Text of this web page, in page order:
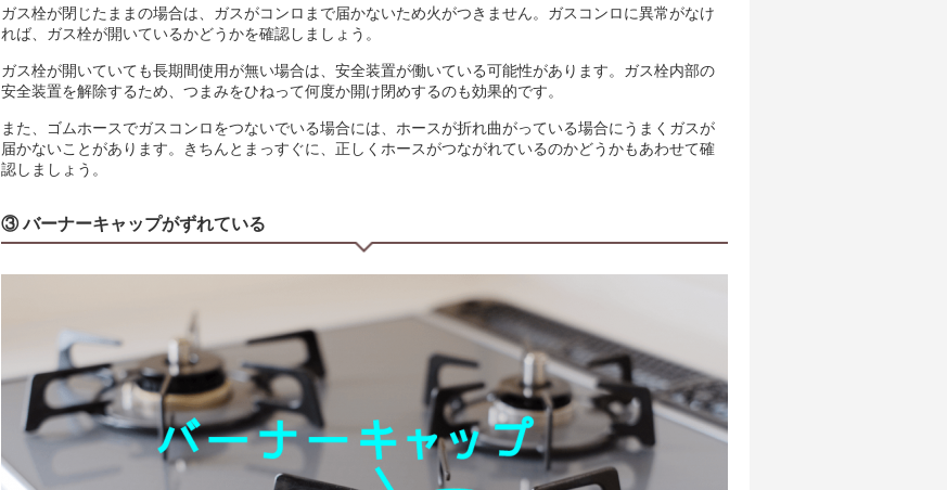
ガス栓が閉じたままの場合は、ガスがコンロまで届かないため火がつきません。ガスコンロに異常がなけ
れば、ガス栓が開いているかどうかを確認しましょう。
ガス栓が開いていても長期間使用が無い場合は、安全装置が働いている可能性があります。ガス栓内部の
安全装置を解除するため、つまみをひねって何度か開け閉めするのも効果的です。
また、ゴムホースでガスコンロをつないでいる場合には、ホースが折れ曲がっている場合にうまくガスが
届かないことがあります。きちんとまっすぐに、正しくホースがつながれているのかどうかもあわせて確
認しましょう。
③ バーナーキャップがずれている